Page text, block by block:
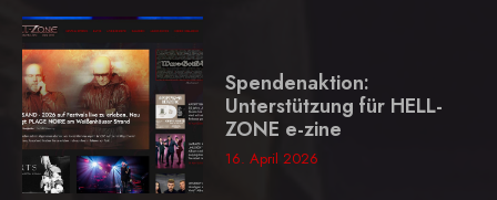
Spendenaktion:
Unterstützung für HELL-
ZONE e-zine
16. April 2026